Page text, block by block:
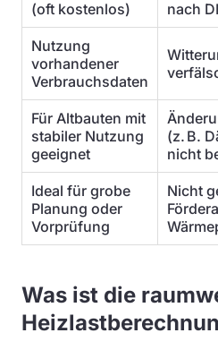
(oft kostenlos) nach
Nutzung
vorhandener
Verbrauchsdaten
Für Altbauten mit
stabiler Nutzung
geeignet
(z. B.
nicht
Ideal für grobe
Planung oder
Vorprüfung
Nicht
Was ist die